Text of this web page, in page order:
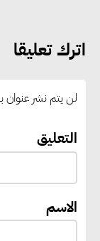
اترك تعليقا
لن يتم نشر عنوان
التعليق
الاسم